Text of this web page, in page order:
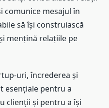
comunice mesajul în
să își construiască
mențină relațiile pe
uri, încrederea și
esențiale pentru a
clienții și pentru a își